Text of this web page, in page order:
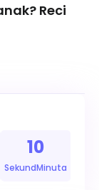
Reci
09
SekundMinuta